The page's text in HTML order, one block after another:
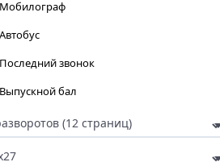
Мобилограф
Автобус
Последний звонок
Выпускной бал